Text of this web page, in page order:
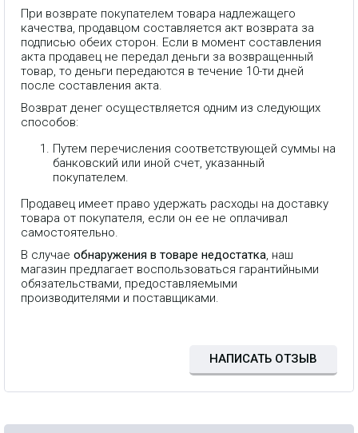
При возврате покупателем товара надлежащего
качества, продавцом составляется акт возврата за
подписью обеих сторон. Если в момент составления
акта продавец не передал деньги за возвращенный
товар, то деньги передаются в течение 10-ти дней
после составления акта.
Возврат денег осуществляется одним из следующих
способов:
Путем перечисления соответствующей суммы на
банковский или иной счет, указанный
покупателем.
Продавец имеет право удержать расходы на доставку
товара от покупателя, если он ее не оплачивал
самостоятельно.
В случае обнаружения в товаре недостатка , наш
магазин предлагает воспользоваться гарантийными
обязательствами, предоставляемыми
производителями и поставщиками.
НАПИСАТЬ ОТЗЫВ
Сплиттер для A1200P, c RJ45 на
RJ11